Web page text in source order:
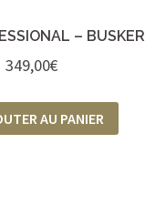
– BUSKER
349,00€
AU PANIER